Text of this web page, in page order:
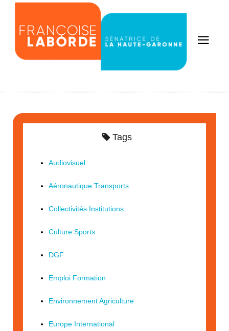
Tags
Audiovisuel
Aéronautique Transports
Collectivités Institutions
Culture Sports
DGF
Emploi Formation
Environnement Agriculture
Europe International